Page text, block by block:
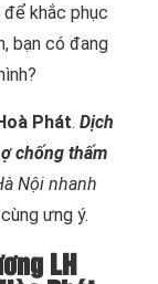
khắc phục
bạn có đang
Phát. Dịch
chống thấm
Nội nhanh
ưng ý.
LH